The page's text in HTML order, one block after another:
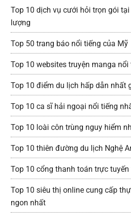
Top 10 dịch vụ cưới hỏi trọn gói
lượng
Top 50 trang báo nổi tiếng của Mỹ
Top 10 websites truyện manga nổi
Top 10 điểm du lịch hấp dẫn nhất
Top 10 ca sĩ hải ngoại nổi tiếng
Top 10 loài côn trùng nguy hiểm
Top 10 thiên đường du lịch Nghệ
Top 10 cổng thanh toán trực tuyến
Top 10 siêu thị online cung cấp
ngon nhất